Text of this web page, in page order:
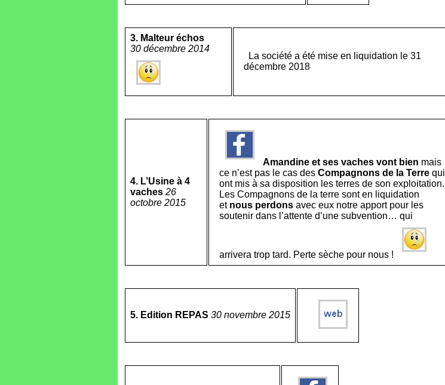
3. Malteur échos
30 décembre 2014
La société a été mise en liquidation le 31
décembre 2018
4. L’Usine à 4
vaches 26
octobre 2015
Amandine et ses vaches vont bien mais
ce n’est pas le cas des Compagnons de la Terre qui
ont mis à sa disposition les terres de son exploitation.
Les Compagnons de la terre sont en liquidation
et nous perdons avec eux notre apport pour les
soutenir dans l’attente d’une subvention… qui
arrivera trop tard. Perte sèche pour nous !
5. Edition REPAS 30 novembre 2015